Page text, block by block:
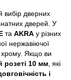
вибір дверних
дверей. У
та AKRA у різних
нержавіючої
хрому. Якщо ви
розеті 10 мм , які
і